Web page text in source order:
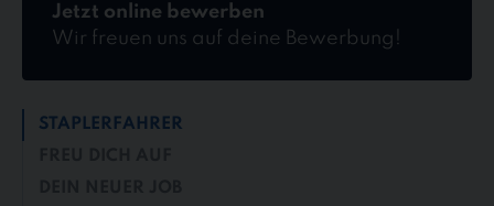
Jetzt online bewerben
Wir freuen uns auf deine Bewerbung!
STAPLERFAHRER